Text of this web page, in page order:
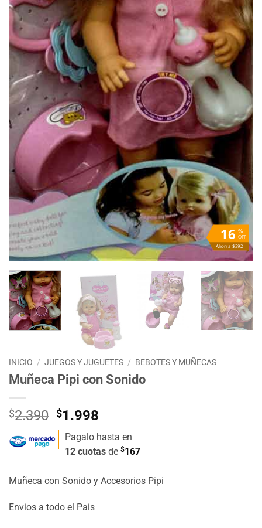
%
OFF
16
Ahorra $392
INICIO / JUEGOS Y JUGUETES / BEBOTES Y MUÑECAS
Muñeca Pipi con Sonido
$2.390 El
precio
original
era:
$1.998
actual
es:
Pagalo hasta en
12 cuotas de $167
Muñeca con Sonido y Accesorios Pipi
Envios a todo el Pais